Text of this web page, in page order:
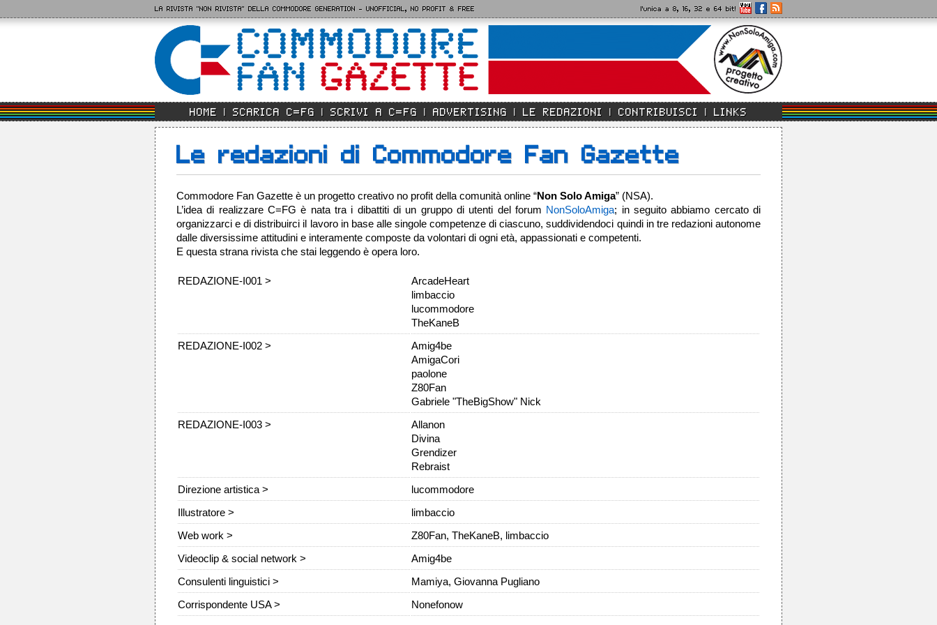
LA RIVISTA "NON RIVISTA" DELLA COMMODORE GENERATION - UNOFFICIAL, NO PROFIT & FREE l'unica a 8, 16, 32 e 64 bit!
HOME SCARICA C=FG SCRIVI A C=FG ADVERTISING LE REDAZIONI CONTRIBUISCI LINKS
Le redazioni di Commodore Fan Gazette
Commodore Fan Gazette è un progetto creativo no profit della comunità online “Non Solo Amiga” (NSA).
L’idea di realizzare C=FG è nata tra i dibattiti di un gruppo di utenti del forum NonSoloAmiga; in seguito abbiamo cercato di
organizzarci e di distribuirci il lavoro in base alle singole competenze di ciascuno, suddividendoci quindi in tre redazioni autonome
dalle diversissime attitudini e interamente composte da volontari di ogni età, appassionati e competenti.
E questa strana rivista che stai leggendo è opera loro.
REDAZIONE-I001 >
ArcadeHeart
limbaccio
lucommodore
TheKaneB
REDAZIONE-I002 >
Amig4be
AmigaCori
paolone
Z80Fan
Gabriele "TheBigShow" Nick
REDAZIONE-I003 >
Allanon
Divina
Grendizer
Rebraist
Direzione artistica >
lucommodore
Illustratore >
limbaccio
Web work >
Z80Fan, TheKaneB, limbaccio
Videoclip & social network >
Amig4be
Consulenti linguistici >
Mamiya, Giovanna Pugliano
Corrispondente USA >
Nonefonow